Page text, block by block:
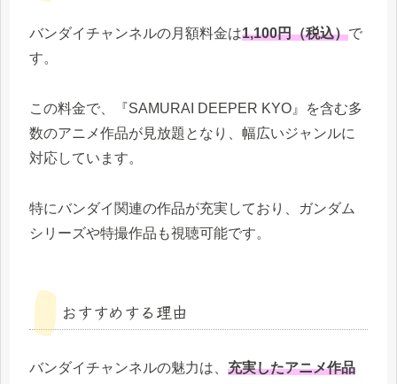
バンダイチャンネルの月額料金は1,100円（税込）で
す。
この料金で、『SAMURAI DEEPER KYO』を含む多
数のアニメ作品が見放題となり、幅広いジャンルに
対応しています。
特にバンダイ関連の作品が充実しており、ガンダム
シリーズや特撮作品も視聴可能です。
おすすめする理由
バンダイチャンネルの魅力は、 充実したアニメ作品